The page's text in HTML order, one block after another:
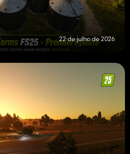
22 de julho de 2026